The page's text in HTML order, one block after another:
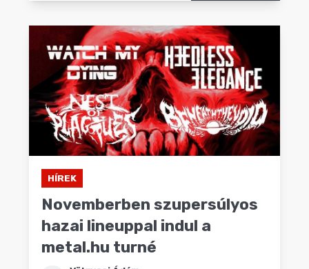
HÍREK
Novemberben szupersúlyos
hazai lineuppal indul a
metal.hu turné